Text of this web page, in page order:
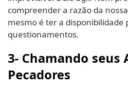
compreender a razão da
mesmo é ter a disponibilidade
questionamentos.
3- Chamando seus
Pecadores